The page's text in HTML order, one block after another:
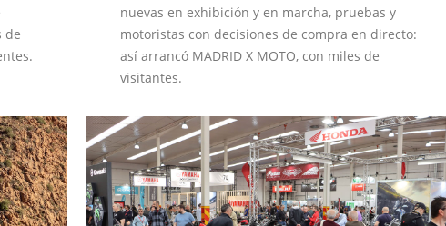
de
nuevas en exhibición y en marcha, pruebas y
motoristas con decisiones de compra en directo:
así arrancó MADRID X MOTO, con miles de
visitantes.